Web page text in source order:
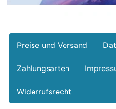
Preise und Versand
Zahlungsarten
Widerrufsrecht